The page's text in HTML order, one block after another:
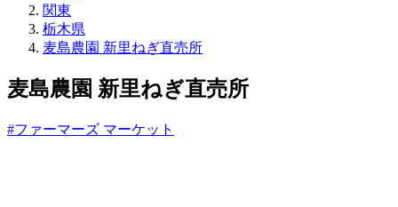
ね
と
関東
栃木県
麦島農園 新里ねぎ直売所
麦島農園 新里ねぎ直売所
#ファーマーズ マーケット